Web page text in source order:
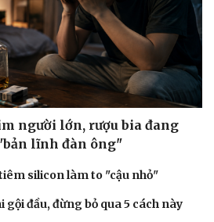
người lớn, rượu bia đang
lĩnh đàn ông"
silicon làm to "cậu nhỏ"
đầu, đừng bỏ qua 5 cách này